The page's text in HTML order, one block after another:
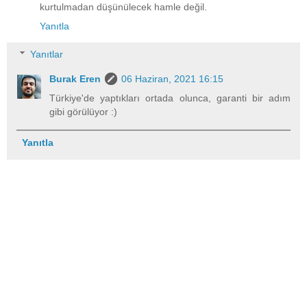
kurtulmadan düşünülecek hamle değil.
Yanıtla
Yanıtlar
Burak Eren
06 Haziran, 2021 16:15
Türkiye'de yaptıkları ortada olunca, garanti bir adım
gibi görülüyor :)
Yanıtla